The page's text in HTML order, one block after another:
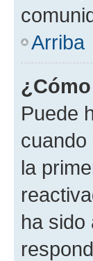
Arriba
Puede
cuando
la
ha sido